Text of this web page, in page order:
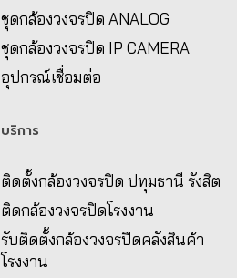
ชุดกล้องวงจรปิด ANALOG
ชุดกล้องวงจรปิด IP CAMERA
อุปกรณ์เชื่อมต่อ
บริการ
ติดตั้งกล้องวงจรปิด ปทุมธานี รังสิต
ติดกล้องวงจรปิดโรงงาน
รับติดตั้งกล้องวงจรปิดคลังสินค้า
โรงงาน